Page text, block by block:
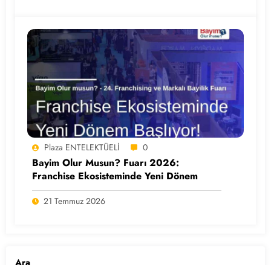
Plaza ENTELEKTÜELİ 0
Bayim Olur Musun? Fuarı 2026:
Franchise Ekosisteminde Yeni Dönem
21 Temmuz 2026